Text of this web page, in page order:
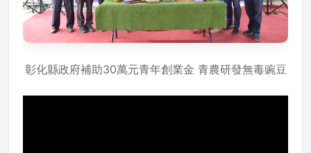
彰化縣政府補助30萬元青年創業金 青農研發無毒豌豆